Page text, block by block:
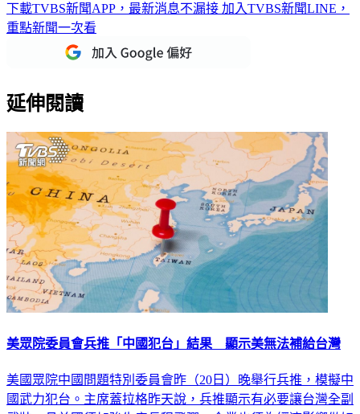
下載TVBS新聞APP，最新消息不漏接 加入TVBS新聞LINE，
重點新聞一次看
延伸閱讀
美眾院委員會兵推「中國犯台」結果 顯示美無法補給台灣
美國眾院中國問題特別委員會昨（20日）晚舉行兵推，模擬中
國武力犯台。主席蓋拉格昨天說，兵推顯示有必要讓台灣全副